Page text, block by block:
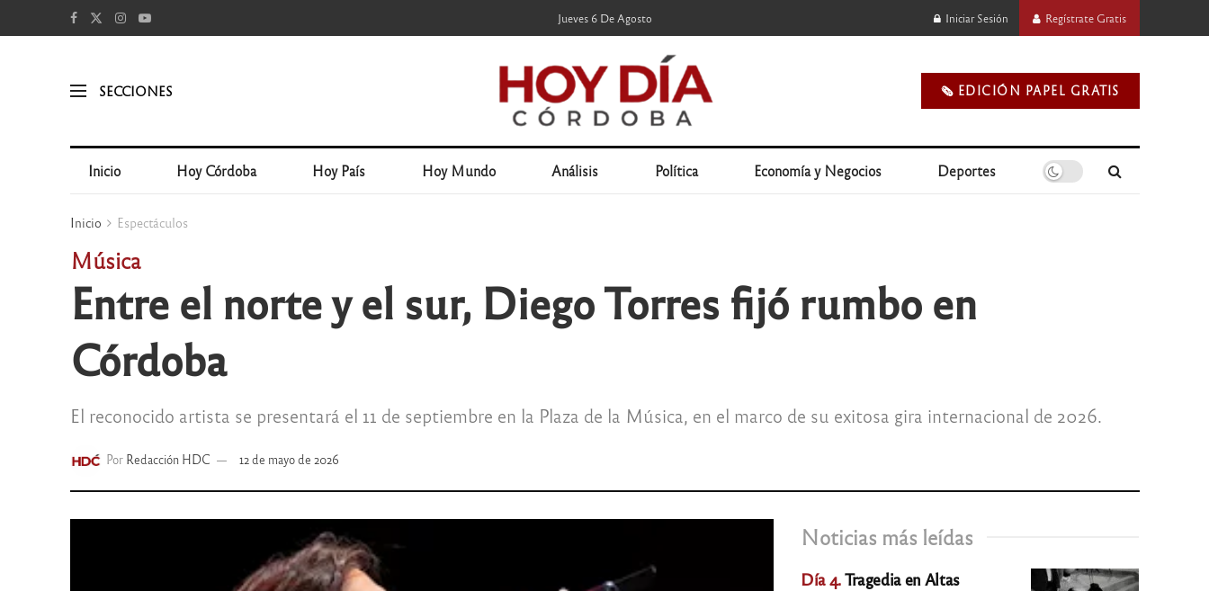
Jueves 6 De Agosto Iniciar Sesión Regístrate Gratis
SECCIONES 🗞️ EDICIÓN PAPEL GRATIS
Inicio Hoy Córdoba Hoy País Hoy Mundo Análisis Política Economía y Negocios Deportes
Inicio Espectáculos
Música
Entre el norte y el sur, Diego Torres fijó rumbo en
Córdoba
El reconocido artista se presentará el 11 de septiembre en la Plaza de la Música, en el marco de su exitosa gira internacional de 2026.
Por Redacción HDC 12 de mayo de 2026
Noticias más leídas
Día 4.Tragedia en Altas